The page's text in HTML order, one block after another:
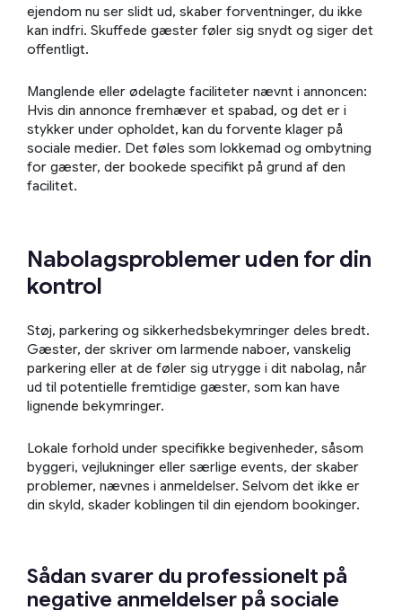
ejendom nu ser slidt ud, skaber forventninger, du ikke
kan indfri. Skuffede gæster føler sig snydt og siger det
offentligt.
Manglende eller ødelagte faciliteter nævnt i annoncen:
Hvis din annonce fremhæver et spabad, og det er i
stykker under opholdet, kan du forvente klager på
sociale medier. Det føles som lokkemad og ombytning
for gæster, der bookede specifikt på grund af den
facilitet.
Nabolagsproblemer uden for din
kontrol
Støj, parkering og sikkerhedsbekymringer deles bredt.
Gæster, der skriver om larmende naboer, vanskelig
parkering eller at de føler sig utrygge i dit nabolag, når
ud til potentielle fremtidige gæster, som kan have
lignende bekymringer.
Lokale forhold under specifikke begivenheder, såsom
byggeri, vejlukninger eller særlige events, der skaber
problemer, nævnes i anmeldelser. Selvom det ikke er
din skyld, skader koblingen til din ejendom bookinger.
Sådan svarer du professionelt på
negative anmeldelser på sociale